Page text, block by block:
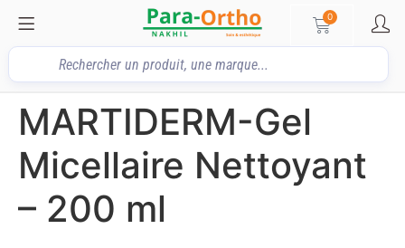
0
MARTIDERM-Gel
Micellaire Nettoyant
– 200 ml